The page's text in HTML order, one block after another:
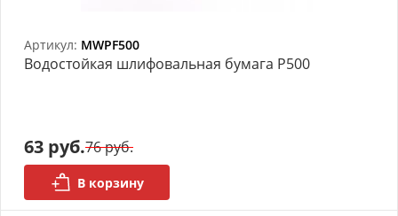
Артикул: MWPF500
Bодостойкая шлифовальная бумага P500
63 руб.76 руб.
В корзину